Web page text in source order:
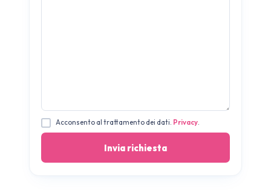
Acconsento al trattamento dei dati. Privacy